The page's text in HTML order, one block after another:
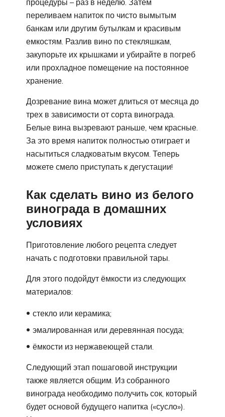
переливаем напиток по чисто вымытым
банкам или другим бутылкам и красивым
емкостям. Разлив вино по стекляшкам,
закупорьте их крышками и убирайте в погреб
или прохладное помещение на постоянное
хранение.
Дозревание вина может длиться от месяца до
трех в зависимости от сорта винограда.
Белые вина вызревают раньше, чем красные.
За это время напиток полностью отиграет и
насытиться сладковатым вкусом. Теперь
можете смело приступать к дегустации!
Как сделать вино из белого
винограда в домашних
условиях
Приготовление любого рецепта следует
начать с подготовки правильной тары.
Для этого подойдут ёмкости из следующих
материалов:
стекло или керамика;
эмалированная или деревянная посуда;
ёмкости из нержавеющей стали.
Следующий этап пошаговой инструкции
также является общим. Из собранного
винограда необходимо получить сок, который
будет основой будущего напитка («сусло»).